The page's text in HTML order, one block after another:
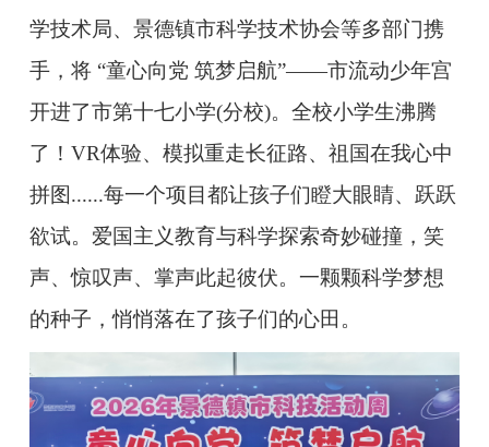
学技术局、景德镇市科学技术协会等多部门携
手，将 “童心向党 筑梦启航”——市流动少年宫
开进了市第十七小学(分校)。全校小学生沸腾
了！VR体验、模拟重走长征路、祖国在我心中
拼图......每一个项目都让孩子们瞪大眼睛、跃跃
欲试。爱国主义教育与科学探索奇妙碰撞，笑
声、惊叹声、掌声此起彼伏。一颗颗科学梦想
的种子，悄悄落在了孩子们的心田。